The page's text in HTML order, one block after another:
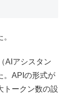
AIアシスタン
。APIの形式が
トークン数の設